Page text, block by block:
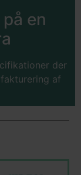
en
der
af